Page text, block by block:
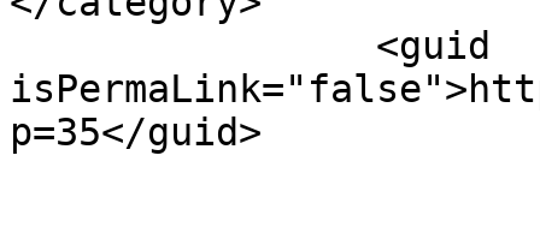
p=35</guid>